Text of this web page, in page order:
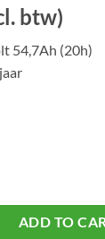
btw)
54,7Ah (20h)
ADD TO